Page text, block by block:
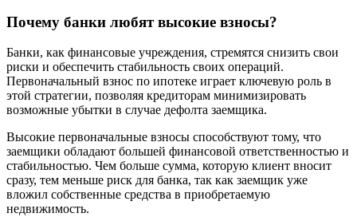
Почему банки любят высокие взносы?
Банки, как финансовые учреждения, стремятся снизить свои
риски и обеспечить стабильность своих операций.
Первоначальный взнос по ипотеке играет ключевую роль в
этой стратегии, позволяя кредиторам минимизировать
возможные убытки в случае дефолта заемщика.
Высокие первоначальные взносы способствуют тому, что
заемщики обладают большей финансовой ответственностью и
стабильностью. Чем больше сумма, которую клиент вносит
сразу, тем меньше риск для банка, так как заемщик уже
вложил собственные средства в приобретаемую
недвижимость.